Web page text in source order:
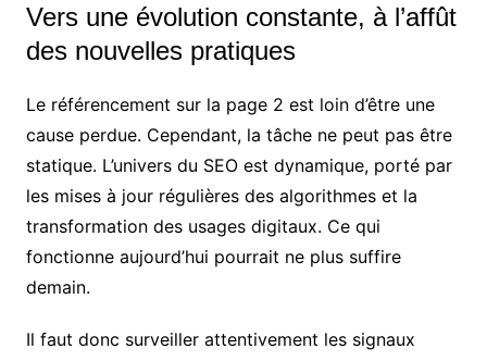
Vers une évolution constante, à l’affût
des nouvelles pratiques
Le référencement sur la page 2 est loin d’être une
cause perdue. Cependant, la tâche ne peut pas être
statique. L’univers du SEO est dynamique, porté par
les mises à jour régulières des algorithmes et la
transformation des usages digitaux. Ce qui
fonctionne aujourd’hui pourrait ne plus suffire
demain.
Il faut donc surveiller attentivement les signaux